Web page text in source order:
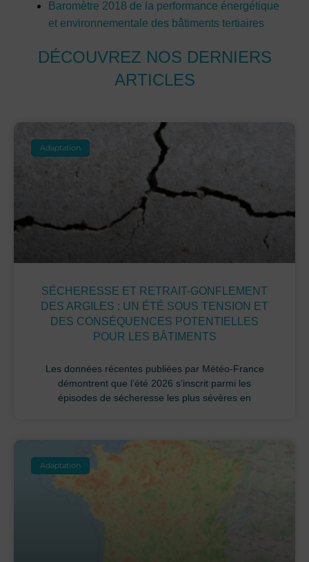
Baromètre 2018 de la performance énergétique
et environnementale des bâtiments tertiaires
DÉCOUVREZ NOS DERNIERS
ARTICLES
Adaptation
SÉCHERESSE ET RETRAIT-GONFLEMENT
DES ARGILES : UN ÉTÉ SOUS TENSION ET
DES CONSÉQUENCES POTENTIELLES
POUR LES BÂTIMENTS
Les données récentes publiées par Météo-France
démontrent que l’été 2026 s’inscrit parmi les
épisodes de sécheresse les plus sévères en
Adaptation